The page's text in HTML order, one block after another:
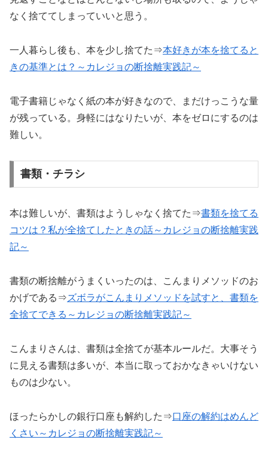
なく捨ててしまっていいと思う。
一人暮らし後も、本を少し捨てた⇒本好きが本を捨てると
きの基準とは？～カレジョの断捨離実践記～
電子書籍じゃなく紙の本が好きなので、まだけっこうな量
が残っている。身軽にはなりたいが、本をゼロにするのは
難しい。
書類・チラシ
本は難しいが、書類はようしゃなく捨てた⇒書類を捨てる
コツは？私が全捨てしたときの話～カレジョの断捨離実践
記～
書類の断捨離がうまくいったのは、こんまりメソッドのお
かげである⇒ズボラがこんまりメソッドを試すと、書類を
全捨てできる～カレジョの断捨離実践記～
こんまりさんは、書類は全捨てが基本ルールだ。大事そう
に見える書類は多いが、本当に取っておかなきゃいけない
ものは少ない。
ほったらかしの銀行口座も解約した⇒口座の解約はめんど
くさい～カレジョの断捨離実践記～